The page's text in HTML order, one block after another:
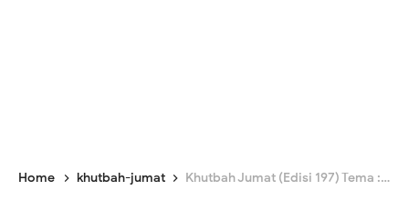
Home khutbah-jumat Khutbah Jumat (Edisi 197) Tema : “5 DO’A JANGAN PERNAH DITINGGAL SELAMA RAMADHAN”